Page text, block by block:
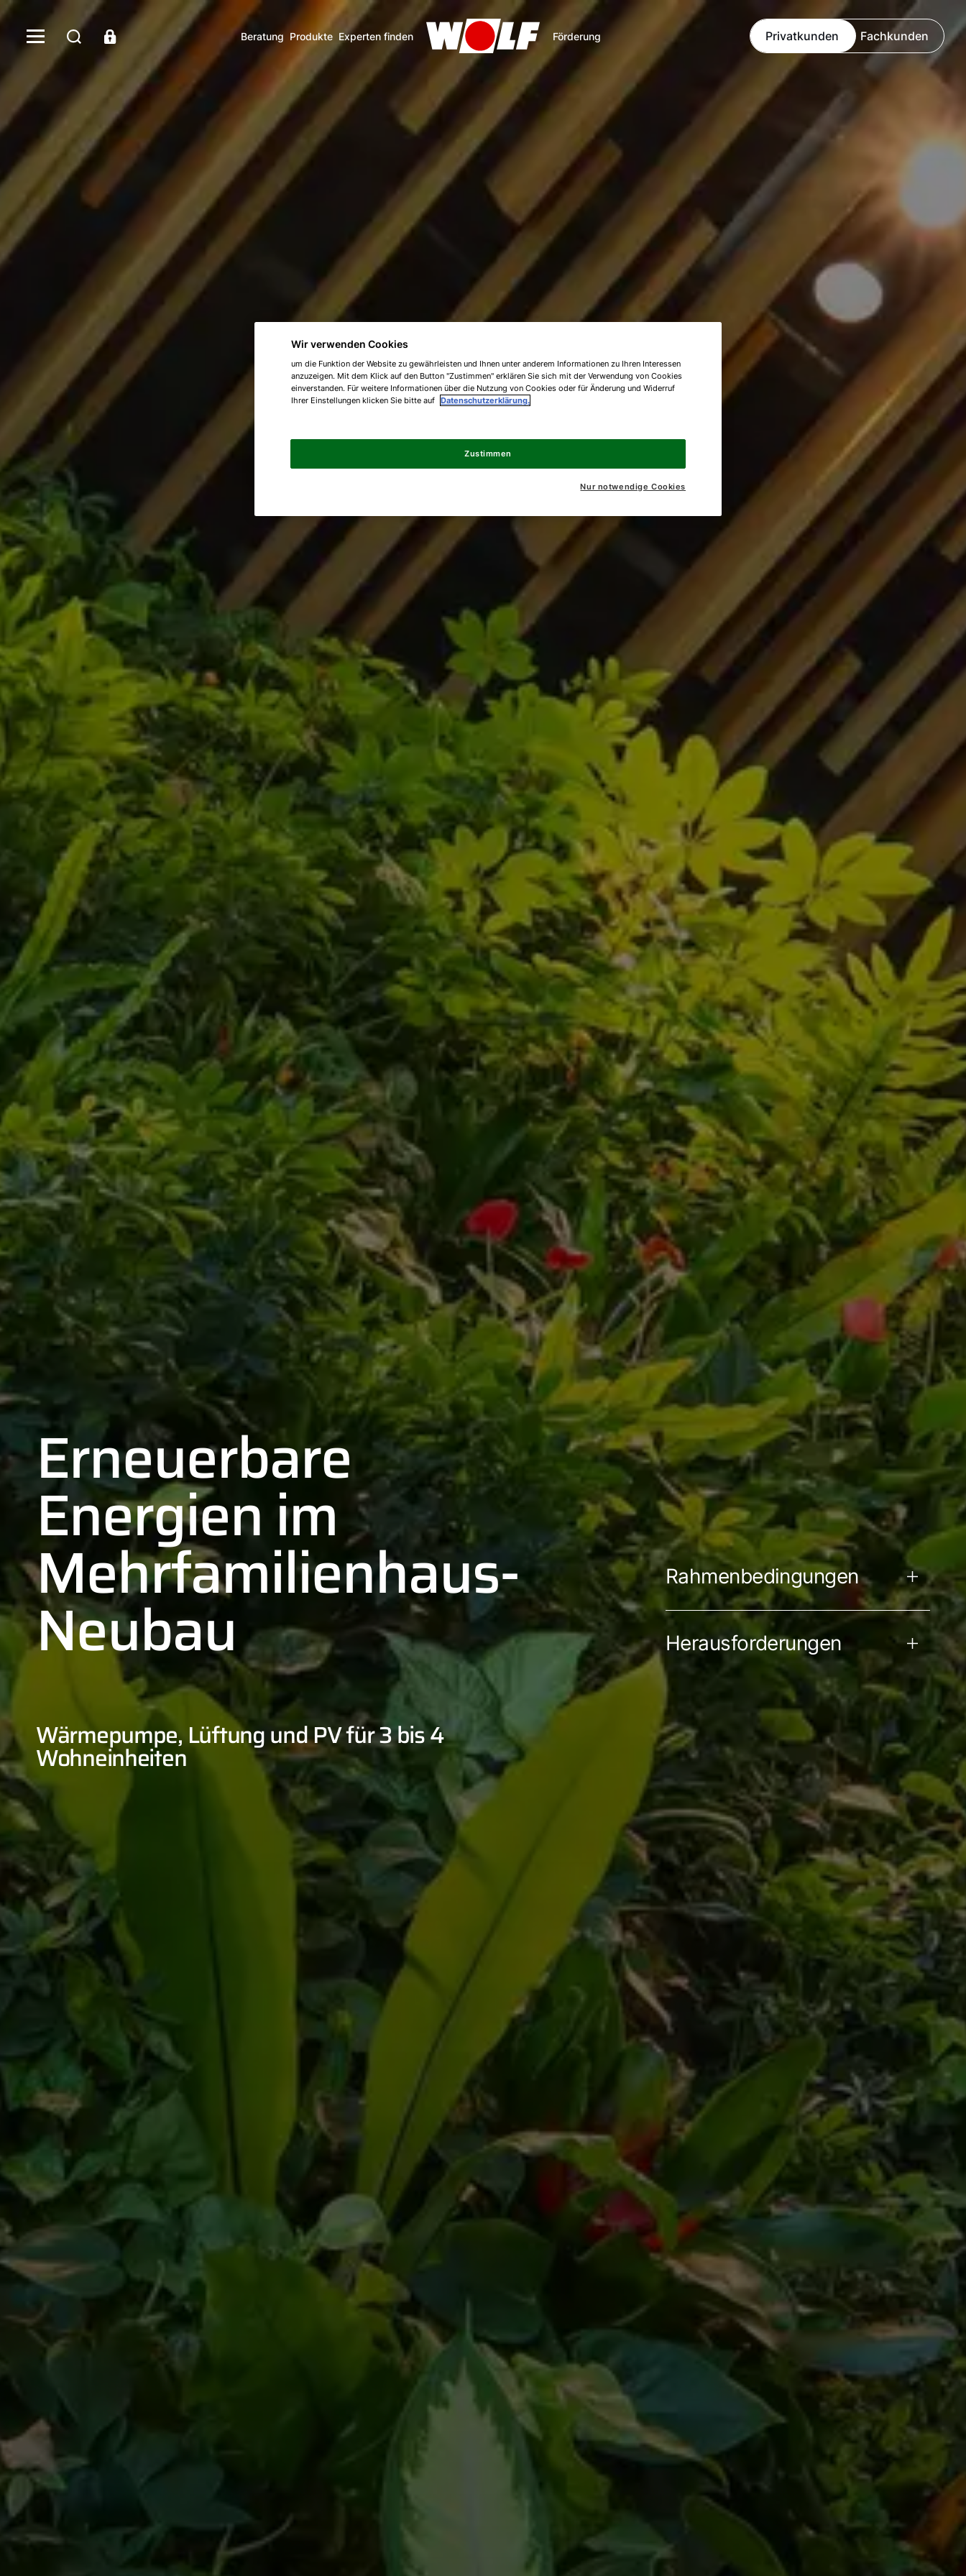
Beratung Produkte Experten finden Förderung Privatkunden Fachkunden
Erneuerbare
Energien im
Mehrfamilienhaus-
Neubau
Wärmepumpe, Lüftung und PV für 3 bis 4
Wohneinheiten
Rahmenbedingungen
Herausforderungen
Wir verwenden Cookies
um die Funktion der Website zu gewährleisten und Ihnen unter anderem Informationen zu Ihren Interessen
anzuzeigen. Mit dem Klick auf den Button "Zustimmen" erklären Sie sich mit der Verwendung von Cookies
einverstanden. Für weitere Informationen über die Nutzung von Cookies oder für Änderung und Widerruf
Ihrer Einstellungen klicken Sie bitte auf Datenschutzerklärung.
Nur notwendige Cookies
Zustimmen